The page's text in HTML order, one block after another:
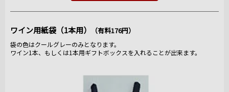
ワイン用紙袋（1本用） （有料176円）
袋の色はクールグレーのみとなります。
ワイン1本、もしくは1本用ギフトボックスを入れることが出来ます。